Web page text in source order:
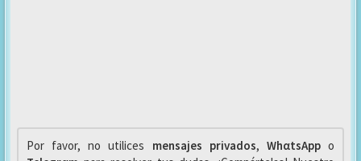
Por favor, no utilices mensajes privados, WhαtsAppo